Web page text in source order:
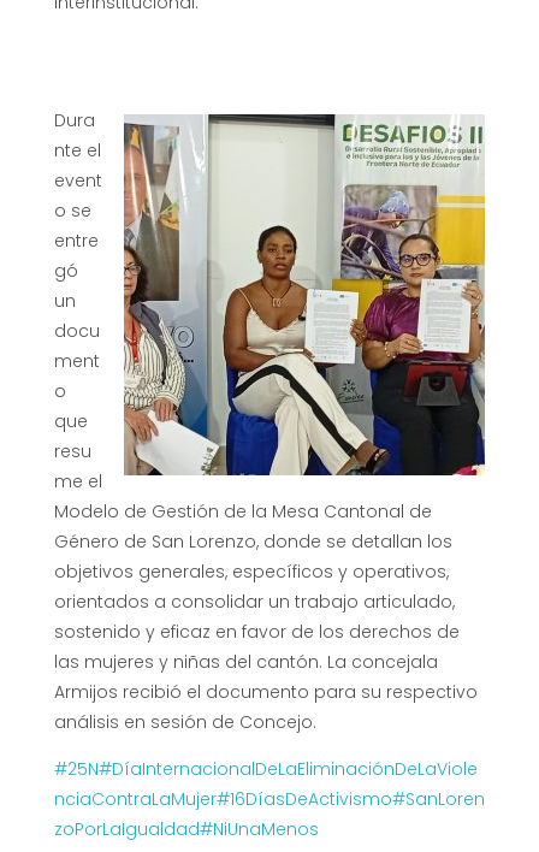
Dura
nte el
event
o se
entre
gó
un
docu
ment
o
que
resu
me el
Modelo de Gestión de la Mesa Cantonal de
Género de San Lorenzo, donde se detallan los
objetivos generales, específicos y operativos,
orientados a consolidar un trabajo articulado,
sostenido y eficaz en favor de los derechos de
las mujeres y niñas del cantón. La concejala
Armijos recibió el documento para su respectivo
análisis en sesión de Concejo.
#25N#DíaInternacionalDeLaEliminaciónDeLaViole
nciaContraLaMujer#16DíasDeActivismo#SanLoren
zoPorLaIgualdad#NiUnaMenos